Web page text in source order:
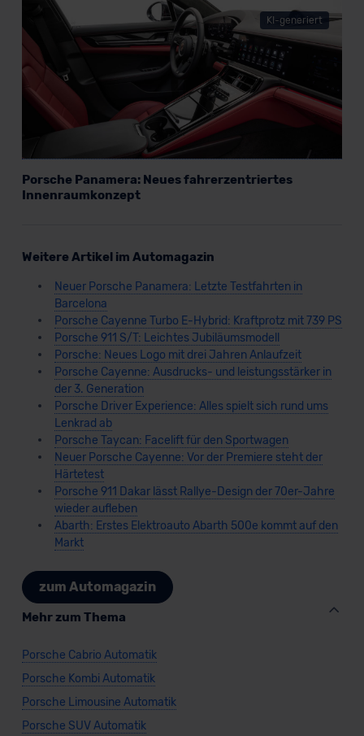
KI-generiert
Porsche Panamera: Neues fahrerzentriertes
Innenraumkonzept
Weitere Artikel im Automagazin
Neuer Porsche Panamera: Letzte Testfahrten in
Barcelona
Porsche Cayenne Turbo E-Hybrid: Kraftprotz mit 739 PS
Porsche 911 S/T: Leichtes Jubiläumsmodell
Porsche: Neues Logo mit drei Jahren Anlaufzeit
Porsche Cayenne: Ausdrucks- und leistungsstärker in
der 3. Generation
Porsche Driver Experience: Alles spielt sich rund ums
Lenkrad ab
Porsche Taycan: Facelift für den Sportwagen
Neuer Porsche Cayenne: Vor der Premiere steht der
Härtetest
Porsche 911 Dakar lässt Rallye-Design der 70er-Jahre
wieder aufleben
Abarth: Erstes Elektroauto Abarth 500e kommt auf den
Markt
zum Automagazin
Mehr zum Thema
Porsche Cabrio Automatik
Porsche Kombi Automatik
Porsche Limousine Automatik
Porsche SUV Automatik